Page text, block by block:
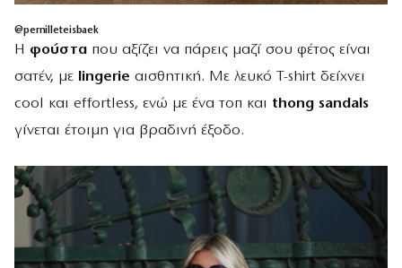
@pernilleteisbaek
Η φούστα που αξίζει να πάρεις μαζί σου φέτος είναι
σατέν, με lingerie αισθητική. Με λευκό T-shirt δείχνει
cool και effortless, ενώ με ένα τοπ και thong sandals
γίνεται έτοιμη για βραδινή έξοδο.